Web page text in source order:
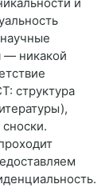
— никакой
структура